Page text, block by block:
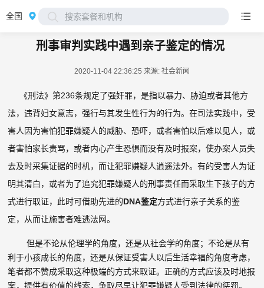
全国 搜索套餐和机构
刑事审判实践中遇到亲子鉴定的情况
2020-11-04 22:36:25 来源: 社会新闻
《刑法》第236条规定了强奸罪，是指以暴力、胁迫或者其他方
法，违背妇女意志，强行与其发生性行为的行为。在司法实践中，受
害人因为害怕犯罪嫌疑人的威胁、恐吓，或者害怕以后难以见人，或
者害怕家长责骂，或者内心产生恐惧而没有及时报案，使办案人员失
去及时采集证据的时机，而让犯罪嫌疑人逍遥法外。有的受害人为证
明其清白，或者为了追究犯罪嫌疑人的刑事责任而采取生下孩子的方
式进行取证，此时可借助先进的DNA鉴定方式进行亲子关系的鉴
定，从而让施害者难逃法网。
但是不论从伦理学的角度，还是从社会学的角度；不论是从有
利于小孩成长的角度，还是从保证受害人以后生活幸福的角度考虑，
笔者都不赞成采取这种极端的方式来取证。正确的方式应该及时地报
案，提供有价值的线索，争取尽早让犯罪嫌疑人受到法律的惩罚。